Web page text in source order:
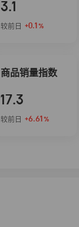
3.1
较前日 +0.1 %
商品销量指数
17.3
较前日 +6.61 %